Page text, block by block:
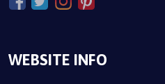
WEBSITE INFO